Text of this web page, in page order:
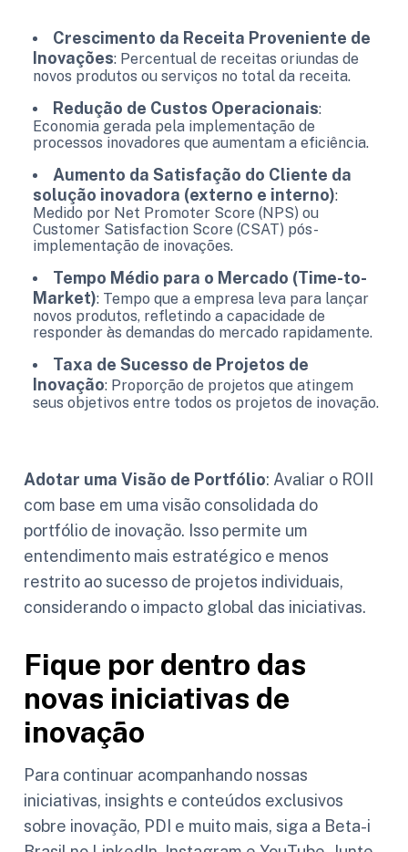
Crescimento da Receita Proveniente de
Inovações: Percentual de receitas oriundas de
novos produtos ou serviços no total da receita.
Redução de Custos Operacionais:
Economia gerada pela implementação de
processos inovadores que aumentam a eficiência.
Aumento da Satisfação do Cliente da
solução inovadora (externo e interno):
Medido por Net Promoter Score (NPS) ou
Customer Satisfaction Score (CSAT) pós-
implementação de inovações.
Tempo Médio para o Mercado (Time-to-
Market): Tempo que a empresa leva para lançar
novos produtos, refletindo a capacidade de
responder às demandas do mercado rapidamente.
Taxa de Sucesso de Projetos de
Inovação: Proporção de projetos que atingem
seus objetivos entre todos os projetos de inovação.
Adotar uma Visão de Portfólio: Avaliar o ROII
com base em uma visão consolidada do
portfólio de inovação. Isso permite um
entendimento mais estratégico e menos
restrito ao sucesso de projetos individuais,
considerando o impacto global das iniciativas.
Fique por dentro das
novas iniciativas de
inovação
Para continuar acompanhando nossas
iniciativas, insights e conteúdos exclusivos
sobre inovação, PDI e muito mais, siga a Beta-i